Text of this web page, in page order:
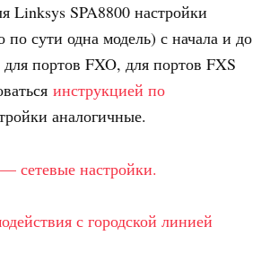
Linksys SPA8800 настройки
по сути одна модель) с начала и до
портов FXO, для портов FXS
инструкцией по
аналогичные.
сетевые настройки.
с городской линией